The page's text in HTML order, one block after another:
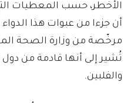
الأخطر، حسب المعطيات
أن جزءا من عبوات هذا
مرخّصة من وزارة الصحة
تُشير إلى أنها قادمة من
والفلبين.